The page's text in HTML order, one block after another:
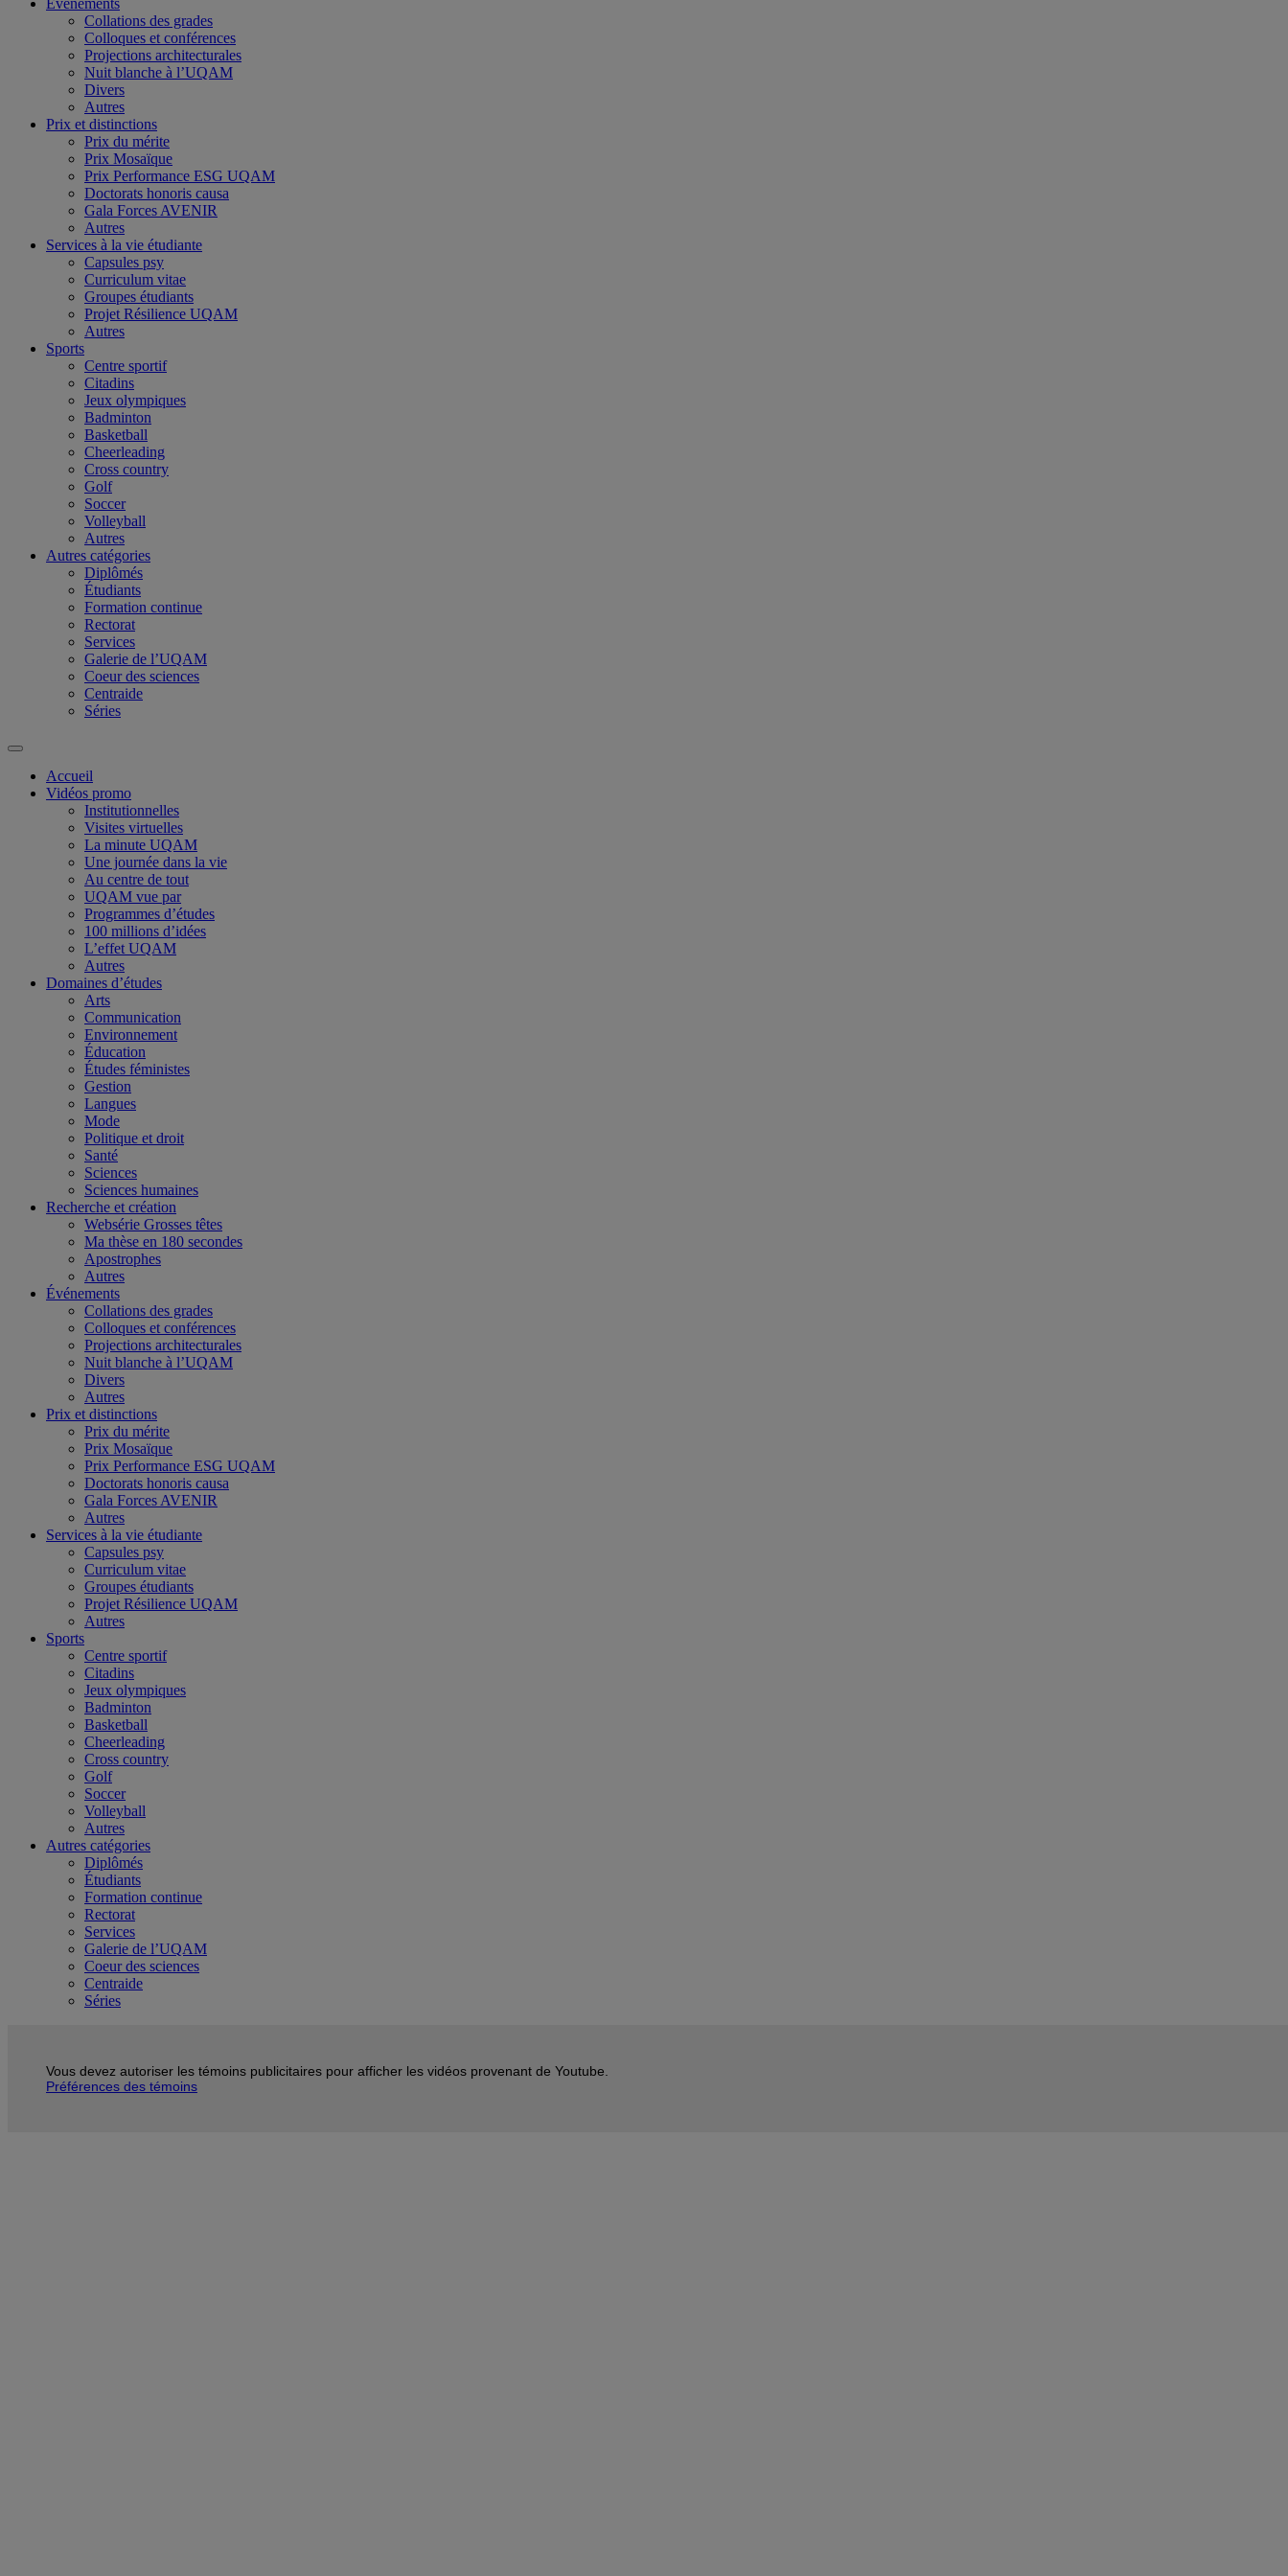
Événements
Collations des grades
Colloques et conférences
Projections architecturales
Nuit blanche à l’UQAM
Divers
Autres
Prix et distinctions
Prix du mérite
Prix Mosaïque
Prix Performance ESG UQAM
Doctorats honoris causa
Gala Forces AVENIR
Autres
Services à la vie étudiante
Capsules psy
Curriculum vitae
Groupes étudiants
Projet Résilience UQAM
Autres
Sports
Centre sportif
Citadins
Jeux olympiques
Badminton
Basketball
Cheerleading
Cross country
Golf
Soccer
Volleyball
Autres
Autres catégories
Diplômés
Étudiants
Formation continue
Rectorat
Services
Galerie de l’UQAM
Coeur des sciences
Centraide
Séries
Accueil
Vidéos promo
Institutionnelles
Visites virtuelles
La minute UQAM
Une journée dans la vie
Au centre de tout
UQAM vue par
Programmes d’études
100 millions d’idées
L’effet UQAM
Autres
Domaines d’études
Arts
Communication
Environnement
Éducation
Études féministes
Gestion
Langues
Mode
Politique et droit
Santé
Sciences
Sciences humaines
Recherche et création
Websérie Grosses têtes
Ma thèse en 180 secondes
Apostrophes
Autres
Événements
Collations des grades
Colloques et conférences
Projections architecturales
Nuit blanche à l’UQAM
Divers
Autres
Prix et distinctions
Prix du mérite
Prix Mosaïque
Prix Performance ESG UQAM
Doctorats honoris causa
Gala Forces AVENIR
Autres
Services à la vie étudiante
Capsules psy
Curriculum vitae
Groupes étudiants
Projet Résilience UQAM
Autres
Sports
Centre sportif
Citadins
Jeux olympiques
Badminton
Basketball
Cheerleading
Cross country
Golf
Soccer
Volleyball
Autres
Autres catégories
Diplômés
Étudiants
Formation continue
Rectorat
Services
Galerie de l’UQAM
Coeur des sciences
Centraide
Séries
Vous devez autoriser les témoins publicitaires pour afficher les vidéos provenant de Youtube.
Préférences des témoins